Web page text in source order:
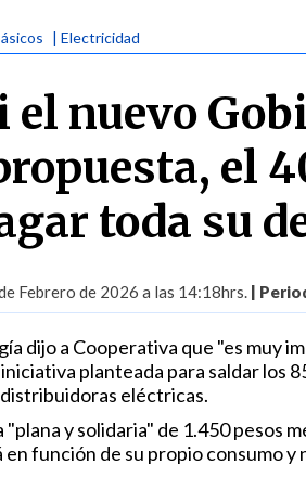
| Electricidad
el nuevo
el
toda su
Febrero de 2026 a las 14:18hrs. |
dijo a Cooperativa que "es muy
planteada para saldar los
eléctricas.
y solidaria" de 1.450 pesos
función de su propio consumo y